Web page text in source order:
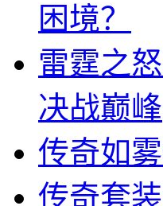
困境？
雷霆之
决战巅峰
传奇如
传奇套